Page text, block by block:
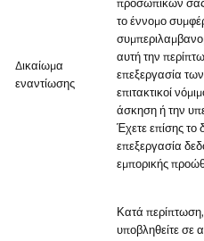
Δικαίωμα
εναντίωσης
προσωπικών
το έννομο
αυτή την
επεξεργασία
επιτακτικοί
άσκηση ή την
Έχετε επίσης το
επεξεργασία
εμπορικής
Κατά
υποβληθείτε σε